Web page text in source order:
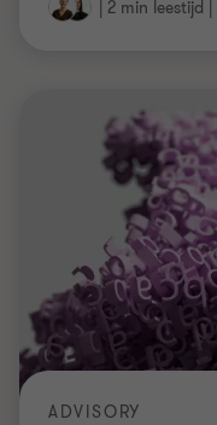
| 2 min leestijd |
ADVISORY